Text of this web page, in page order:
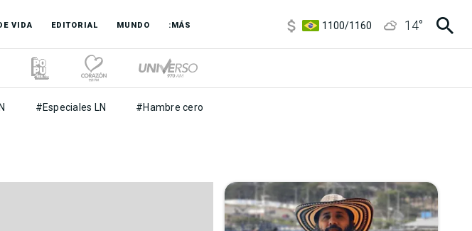
VIDA EDITORIAL MUNDO :MÁS
1100/1160
14°
#Especiales LN #Hambre cero